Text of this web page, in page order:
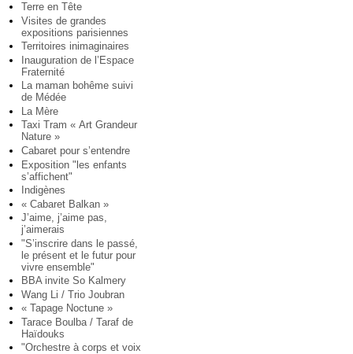
Terre en Tête
Visites de grandes
expositions parisiennes
Territoires inimaginaires
Inauguration de l’Espace
Fraternité
La maman bohême suivi
de Médée
La Mère
Taxi Tram « Art Grandeur
Nature »
Cabaret pour s’entendre
Exposition "les enfants
s’affichent"
Indigènes
« Cabaret Balkan »
J’aime, j’aime pas,
j’aimerais
"S’inscrire dans le passé,
le présent et le futur pour
vivre ensemble"
BBA invite So Kalmery
Wang Li / Trio Joubran
« Tapage Noctune »
Tarace Boulba / Taraf de
Haïdouks
"Orchestre à corps et voix